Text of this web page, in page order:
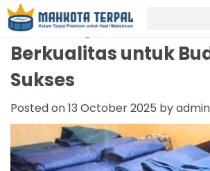
Jual Terpal Kolam
Berkualitas untuk
Sukses
Posted on13 October 2025 byadmin